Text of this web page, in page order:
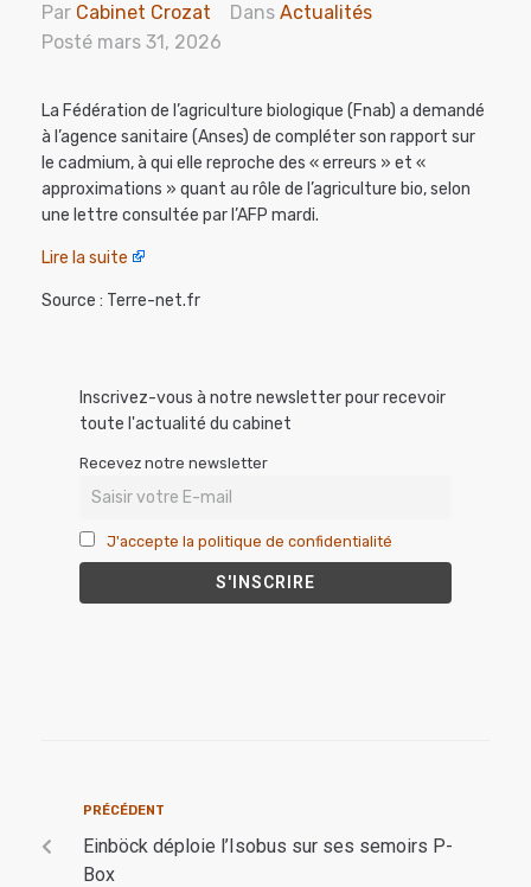
Par Cabinet Crozat Dans Actualités
Posté mars 31, 2026
La Fédération de l’agriculture biologique (Fnab) a demandé
à l’agence sanitaire (Anses) de compléter son rapport sur
le cadmium, à qui elle reproche des « erreurs » et «
approximations » quant au rôle de l’agriculture bio, selon
une lettre consultée par l’AFP mardi.
Lire la suite
Source : Terre-net.fr
Inscrivez-vous à notre newsletter pour recevoir
toute l'actualité du cabinet
Recevez notre newsletter
J'accepte la politique de confidentialité
PRÉCÉDENT
Einböck déploie l’Isobus sur ses semoirs P-
Box